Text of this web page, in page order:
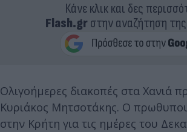
Κάνε κλικ και δες
Flash.grστην αναζήτηση της
Ολιγοήμερες διακοπές στα Χανιά
Κυριάκος Μητσοτάκης. Ο
στην Κρήτη για τις ημέρες του